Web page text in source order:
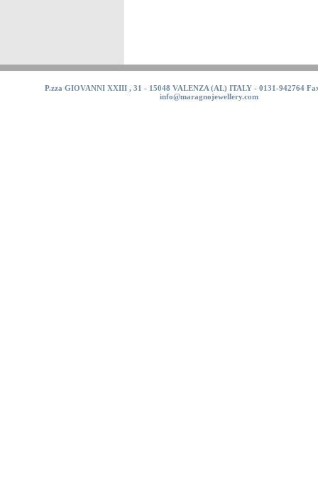
P.zza GIOVANNI XXIII , 31 - 15048 VALENZA (AL) ITALY - 0131-942764
info@maragnojewellery.com